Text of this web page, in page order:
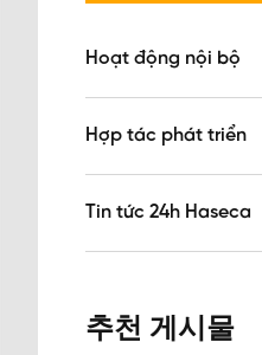
Hoạt động nội bộ
Hợp tác phát triển
Tin tức 24h Haseca
추천 게시물